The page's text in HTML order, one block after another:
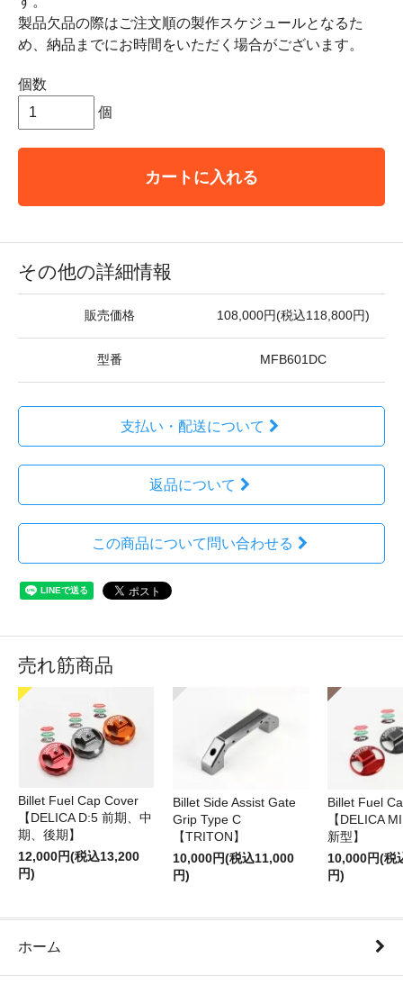
製品欠品の際はご注文順の製作スケジュールとなるた
め、納品までにお時間をいただく場合がございます。
個数
個
カートに入れる
その他の詳細情報
販売価格 108,000円(税込118,800円)
型番 MFB601DC
支払い・配送について
返品について
この商品について問い合わせる
売れ筋商品
Billet Fuel Cap Cover
【DELICA D:5 前期、中
期、後期】
12,000円(税込13,200
円)
Billet Side Assist Gate
Grip Type C
【TRITON】
10,000円(税込11,000
円)
Billet Fuel
【DELICA
新型】
10,000円(税
円)
ホーム